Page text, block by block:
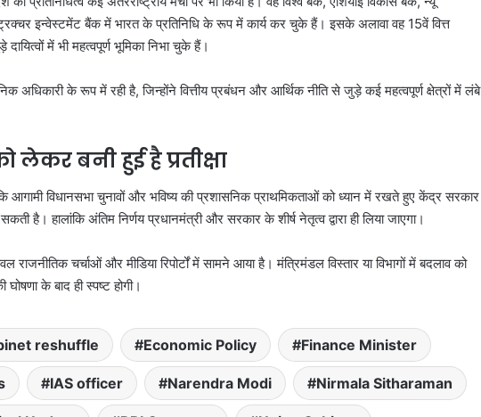
इन्वेस्टमेंट बैंक में भारत के प्रतिनिधि के रूप में कार्य कर चुके हैं। इसके अलावा वह 15वें वित्त
में भी महत्वपूर्ण भूमिका निभा चुके हैं।
अधिकारी के रूप में रही है, जिन्होंने वित्तीय प्रबंधन और आर्थिक नीति से जुड़े कई महत्वपूर्ण क्षेत्रों में लंबे
लेकर बनी हुई है प्रतीक्षा
आगामी विधानसभा चुनावों और भविष्य की प्रशासनिक प्राथमिकताओं को ध्यान में रखते हुए केंद्र सरकार
है। हालांकि अंतिम निर्णय प्रधानमंत्री और सरकार के शीर्ष नेतृत्व द्वारा ही लिया जाएगा।
चर्चाओं और मीडिया रिपोर्टों में सामने आया है। मंत्रिमंडल विस्तार या विभागों में बदलाव को
के बाद ही स्पष्ट होगी।
reshuffle Economic Policy Finance Minister
IAS officer Narendra Modi Nirmala Sitharaman